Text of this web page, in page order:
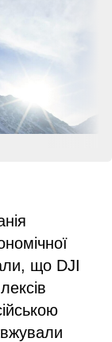
що DJI